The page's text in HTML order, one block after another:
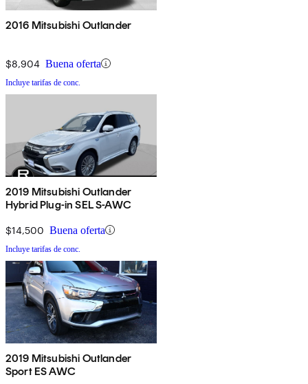
2016 Mitsubishi Outlander
$8,904 Buena oferta
Incluye tarifas de conc.
2019 Mitsubishi Outlander
Hybrid Plug-in SEL S-AWC
$14,500 Buena oferta
Incluye tarifas de conc.
2019 Mitsubishi Outlander
Sport ES AWC